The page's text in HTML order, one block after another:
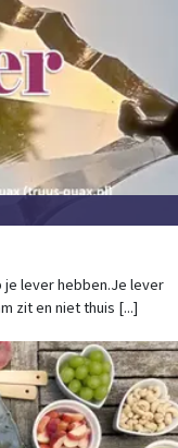
je lever hebben.Je lever
zit en niet thuis [...]